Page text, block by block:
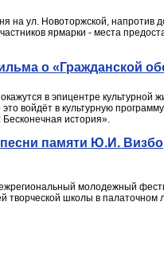
на ул. Новоторжской,
ярмарки - места
о «Гражданской
в эпицентре культурной
войдёт в культурную программу
история».
песни памяти Ю.И.
молодежный
творческой школы в палаточном